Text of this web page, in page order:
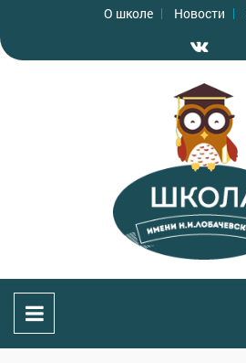
О школе Новости